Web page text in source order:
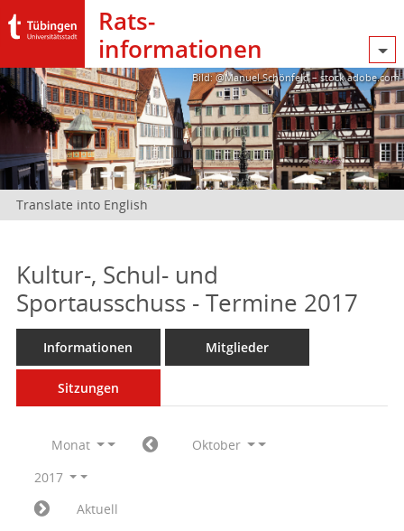
Rats­
informationen
Bild: @Manuel Schönfeld – stock.adobe.com
Translate into English
Kultur-, Schul- und
Sportausschuss - Termine 2017
Informationen Mitglieder
Sitzungen
Monat
Oktober
2017
Aktuell